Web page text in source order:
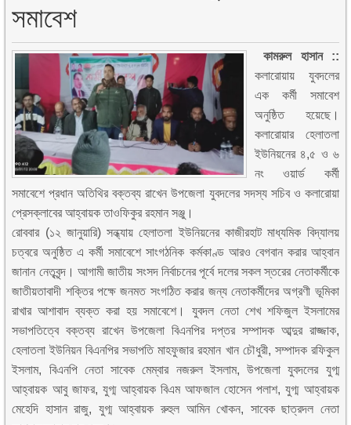
সমাবেশ
কামরুল হাসান ::
কলারোয়ায় যুবদলের
এক কর্মী সমাবেশ
অনুষ্ঠিত হয়েছে।
কলারোয়ার হেলাতলা
ইউনিয়নের ৪,৫ ও ৬
নং ওয়ার্ড কর্মী
সমাবেশে প্রধান অতিথির বক্তব্য রাখেন উপজেলা যুবদলের সদস্য সচিব ও কলারোয়া
প্রেসক্লাবের আহ্বায়ক তাওফিকুর রহমান সঞ্জু।
রোববার (১২ জানুয়ারি) সন্ধ্যায় হেলাতলা ইউনিয়নের কাজীরহাট মাধ্যমিক বিদ্যালয়
চত্বরে অনুষ্ঠিত এ কর্মী সমাবেশে সাংগঠনিক কর্মকাণ্ড আরও বেগবান করার আহ্বান
জানান নেতৃবৃন্দ। আগামী জাতীয় সংসদ নির্বাচনের পূর্বে দলের সকল স্তরের নেতাকর্মীকে
জাতীয়তাবাদী শক্তির পক্ষে জনমত সংগঠিত করার জন্য নেতাকর্মীদের অগ্রণী ভূমিকা
রাখার আশাবাদ ব্যক্ত করা হয় সমাবেশে। যুবদল নেতা শেখ শফিজুল ইসলামের
সভাপতিত্বে বক্তব্য রাখেন উপজেলা বিএনপির দপ্তর সম্পাদক আব্দুর রাজ্জাক,
হেলাতলা ইউনিয়ন বিএনপির সভাপতি মাহফুজার রহমান খান চৌধুরী, সম্পাদক রফিকুল
ইসলাম, বিএনপি নেতা সাবেক মেম্বার নজরুল ইসলাম, উপজেলা যুবদলের যুগ্ম
আহ্বায়ক আবু জাফর, যুগ্ম আহ্বায়ক বিএম আফজাল হোসেন পলাশ, যুগ্ম আহ্বায়ক
মেহেদি হাসান রাজু, যুগ্ম আহ্বায়ক রুহুল আমিন খোকন, সাবেক ছাত্রদল নেতা